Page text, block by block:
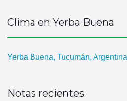
Clima en Yerba Buena
Yerba Buena, Tucumán, Argentina
Notas recientes